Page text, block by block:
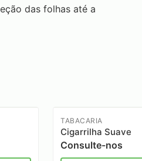
das folhas até a
TABACARIA
Cigarrilha Suave
Consulte-nos